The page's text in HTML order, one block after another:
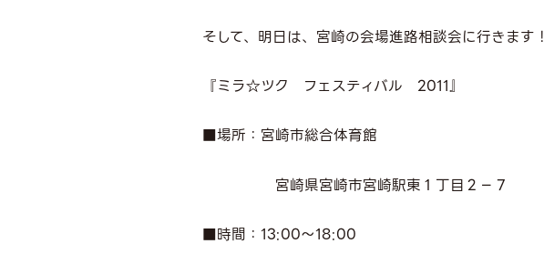
そして、明日は、宮崎の会場進路相談会に行きます！
『ミラ☆ツク フェスティバル 2011』
■場所：宮崎市総合体育館
宮崎県宮崎市宮崎駅東１丁目２−７
■時間：13:00～18:00